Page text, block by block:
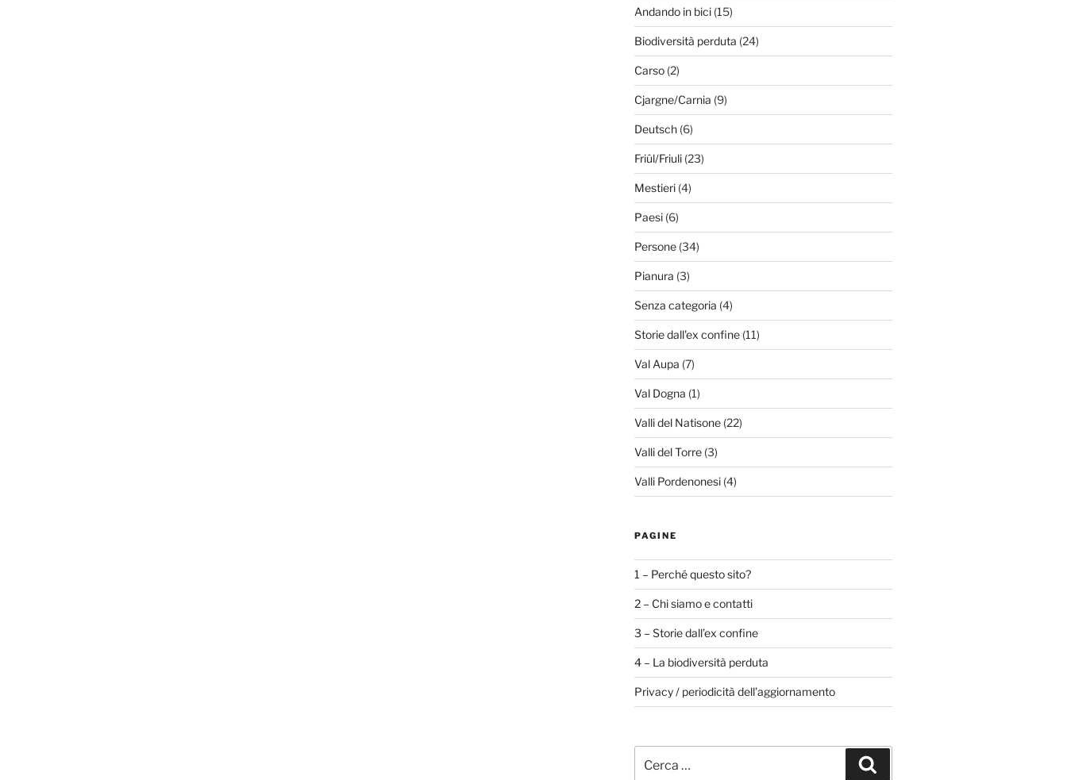
Andando in bici(15)
Biodiversità perduta (24)
Carso(2)
Cjargne/Carnia (9)
Deutsch(6)
Friûl/Friuli(23)
Mestieri(4)
Paesi(6)
Persone(34)
Pianura (3)
Senza categoria (4)
Storie dall'ex confine(11)
Val Aupa (7)
Val Dogna (1)
Valli del Natisone(22)
Valli del Torre(3)
Valli Pordenonesi(4)
PAGINE
1 – Perché questo sito?
2 – Chi siamo e contatti
3 – Storie dall’ex confine
4 – La biodiversità perduta
Privacy / periodicità dell’aggiornamento